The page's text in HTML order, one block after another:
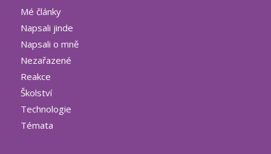
Mé články
Napsali jinde
Napsali o mně
Nezařazené
Reakce
Školství
Technologie
Témata